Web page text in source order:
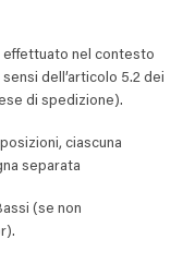
effettuato nel contesto
dell’articolo 5.2 dei
di spedizione).
ciascuna
separata
(se non